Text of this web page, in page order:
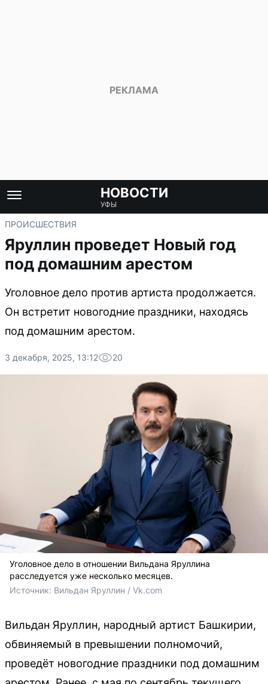
НОВОСТИ
УФЫ
ПРОИСШЕСТВИЯ
Яруллин проведет Новый год
под домашним арестом
Уголовное дело против артиста продолжается.
Он встретит новогодние праздники, находясь
под домашним арестом.
3 декабря, 2025, 13:12 20
Уголовное дело в отношении Вильдана Яруллина
расследуется уже несколько месяцев.
Источник: Вильдан Яруллин / Vk.com
Вильдан Яруллин, народный артист Башкирии,
обвиняемый в превышении полномочий,
проведёт новогодние праздники под домашним